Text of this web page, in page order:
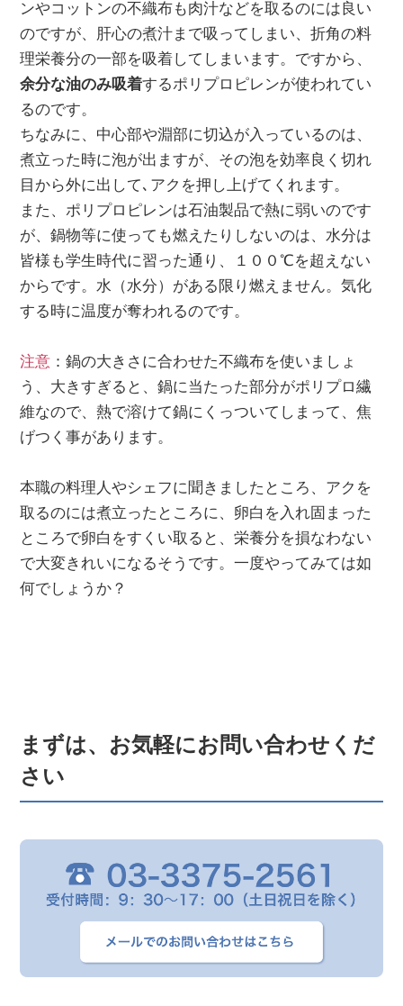
ンやコットンの不織布も肉汁などを取るのには良い
のですが、肝心の煮汁まで吸ってしまい、折角の料
理栄養分の一部を吸着してしまいます。ですから、
余分な油のみ吸着するポリプロピレンが使われてい
るのです。
ちなみに、中心部や淵部に切込が入っているのは、
煮立った時に泡が出ますが、その泡を効率良く切れ
目から外に出して､アクを押し上げてくれます。
また、ポリプロピレンは石油製品で熱に弱いのです
が、鍋物等に使っても燃えたりしないのは、水分は
皆様も学生時代に習った通り、１００℃を超えない
からです。水（水分）がある限り燃えません。気化
する時に温度が奪われるのです。
注意 ：鍋の大きさに合わせた不織布を使いましょ
う、大きすぎると、鍋に当たった部分がポリプロ繊
維なので、熱で溶けて鍋にくっついてしまって、焦
げつく事があります。
本職の料理人やシェフに聞きましたところ、アクを
取るのには煮立ったところに、卵白を入れ固まった
ところで卵白をすくい取ると、栄養分を損なわない
で大変きれいになるそうです。一度やってみては如
何でしょうか？
まずは、お気軽にお問い合わせくだ
さい